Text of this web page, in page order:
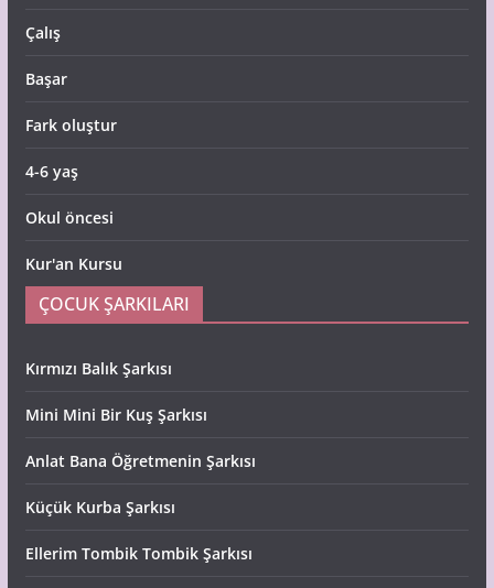
Çalış
Başar
Fark oluştur
4-6 yaş
Okul öncesi
Kur'an Kursu
ÇOCUK ŞARKILARI
Kırmızı Balık Şarkısı
Mini Mini Bir Kuş Şarkısı
Anlat Bana Öğretmenin Şarkısı
Küçük Kurba Şarkısı
Ellerim Tombik Tombik Şarkısı